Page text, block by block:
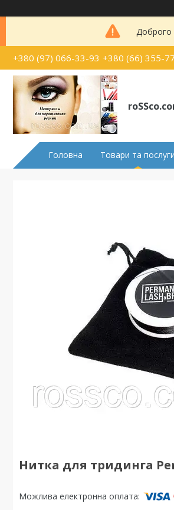
Доброго
+380 (97) 066-33-93 +380 (66) 355-
Головна Товари та послуги
Нитка для тридинга